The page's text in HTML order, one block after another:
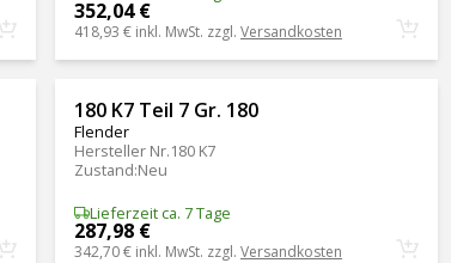
352,04 €
418,93 € inkl. MwSt. zzgl. Versandkosten
180 K7 Teil 7 Gr. 180
Flender
Hersteller Nr.180 K7
Zustand:Neu
Lieferzeit ca. 7 Tage
287,98 €
342,70 € inkl. MwSt. zzgl. Versandkosten